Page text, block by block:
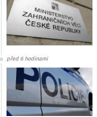
před 6 hodinami